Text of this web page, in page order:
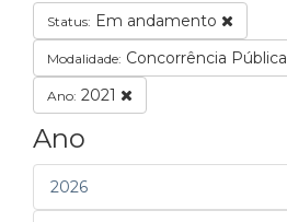
Status: Em andamento
Modalidade: Concorrência Pública
Ano: 2021
Ano
2026